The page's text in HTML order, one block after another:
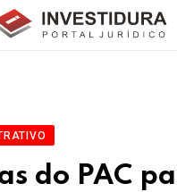
do PAC